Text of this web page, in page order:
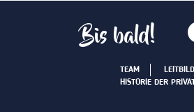
Bis bald!
TEAM LEITBILD
HISTORIE DER